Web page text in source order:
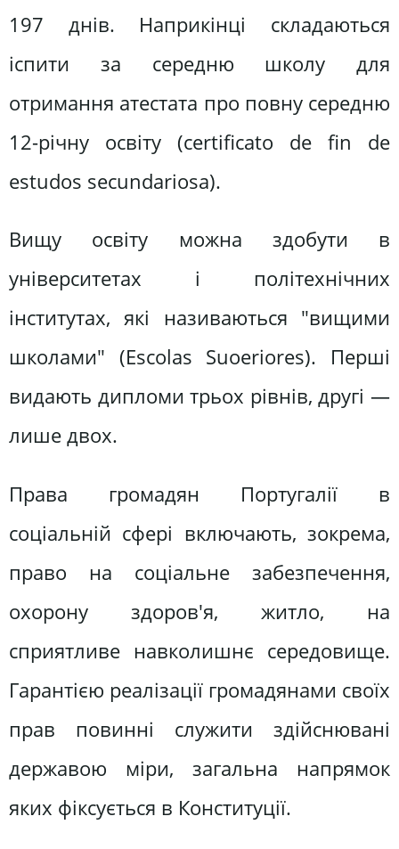
197 днів. Наприкінці складаються
іспити за середню школу для
отримання атестата про повну середню
12-річну освіту (certificato de fin de
estudos secundariosа).
Вищу освіту можна здобути в
університетах і політехнічних
інститутах, які називаються "вищими
школами" (Escolas Suoeriores). Перші
видають дипломи трьох рівнів, другі —
лише двох.
Права громадян Португалії в
соціальній сфері включають, зокрема,
право на соціальне забезпечення,
охорону здоров'я, житло, на
сприятливе навколишнє середовище.
Гарантією реалізації громадянами своїх
прав повинні служити здійснювані
державою міри, загальна напрямок
яких фіксується в Конституції.